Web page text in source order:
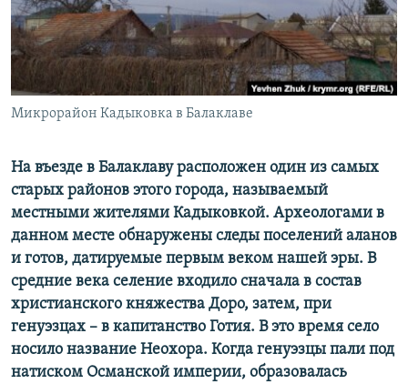
ПОБЕДИТЕЛЕЙ НЕ СУДЯТ?
КРЫМ.НЕПОКОРЕННЫЙ
ELIFBE
УКРАИНСКАЯ ПРОБЛЕМА КРЫМА
ПРИСОЕДИНЯЙТЕСЬ!
Микрорайон Кадыковка в Балаклаве
На въезде в Балаклаву расположен один из самых
старых районов этого города, называемый
местными жителями Кадыковкой. Археологами в
данном месте обнаружены следы поселений аланов
и готов, датируемые первым веком нашей эры. В
средние века селение входило сначала в состав
христианского княжества Доро, затем, при
генуэзцах – в капитанство Готия. В это время село
носило название Неохора. Когда генуэзцы пали под
натиском Османской империи, образовалась